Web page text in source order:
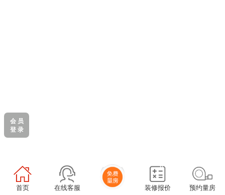
首页 在线客服 装修报价 预约量房
会 员
登 录